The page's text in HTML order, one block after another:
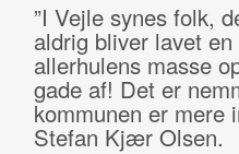
”I Vejle synes folk,
aldrig bliver lavet
allerhulens masse
gade af! Det er
kommunen er
Stefan Kjær Olsen.